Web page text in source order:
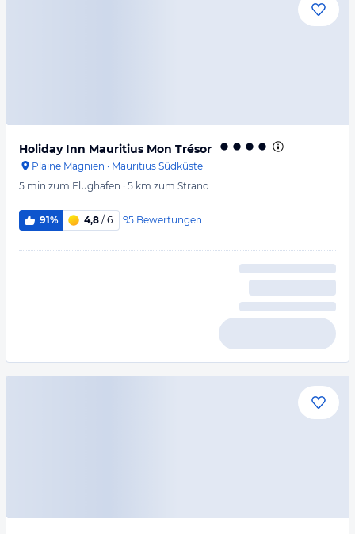
Holiday Inn Mauritius Mon Trésor
Plaine Magnien · Mauritius Südküste
5 min zum Flughafen · 5 km zum Strand
91% 4,8 / 6 95 Bewertungen